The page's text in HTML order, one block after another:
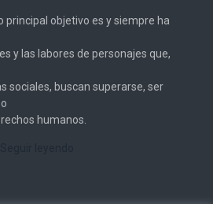
principal objetivo es y siempre ha
y las labores de personajes que,
sociales, buscan superarse, ser
humanos.